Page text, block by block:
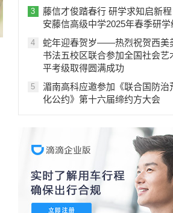
3
藤信才俊踏春行 研学求知启新程
安藤信高级中学2025年春季研学
4
蛇年迎春贺岁——热烈祝贺西美
书法五校区联合参加全国社会艺
平考级取得圆满成功
5
湄南高科应邀参加《联合国防治
化公约》第十六届缔约方大会